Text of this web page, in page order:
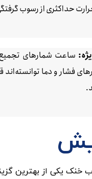
حداکثری از رسوب
ساعت شمارهای تجمیع
فشار و دما توانسته‌اند
یکی از بهترین